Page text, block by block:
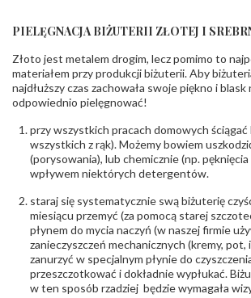
INNE PARAMETRY
Producent
odpowiedzialny:
Łazur sp.j. Kowalowy 134
biuro@obraczki.pl ,PZ
Północna 22 45-805
Tel. +48 77 54 90 100;
Bezpieczeństwo
- rodzaj
ostrzeżenia:
Nie nadaje się dla dzieci w
, Elementy w wyrobie
PIELĘGNACJA BIŻUTERII ZŁOTEJ I
Złoto jest metalem drogim, lecz pomimo to
materiałem przy produkcji biżuterii. Aby
najdłuższy czas zachowała swoje piękno i blask
odpowiednio pielęgnować!
przy wszystkich pracach domowych
wszystkich z rąk). Możemy bowiem
(porysowania), lub chemicznie (np.
wpływem niektórych detergentów.
staraj się systematycznie swą biżuterię
miesiącu przemyć (za pomocą starej
płynem do mycia naczyń (w naszej firmie
zanieczyszczeń mechanicznych (kremy, pot,
zanurzyć w specjalnym płynie do
przeszczotkować i dokładnie wypłukać.
w ten sposób rzadziej będzie wymagała